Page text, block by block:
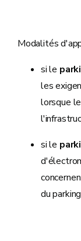
Modalités
si le
les
lorsque
si le
du parking